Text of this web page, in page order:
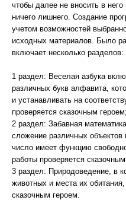
чтобы далее не вносить в
ничего лишнего. Создание
учетом возможностей
исходных материалов. Было
включает несколько разделов:
1 раздел: Веселая азбука
различных букв алфавита,
и устанавливать на
проверяется сказочным героем;
2 раздел: Забавная
сложение различных объектов
число имеет функцию
работы проверяется
3 раздел: Природоведение, в
животных и места их
сказочным героем.